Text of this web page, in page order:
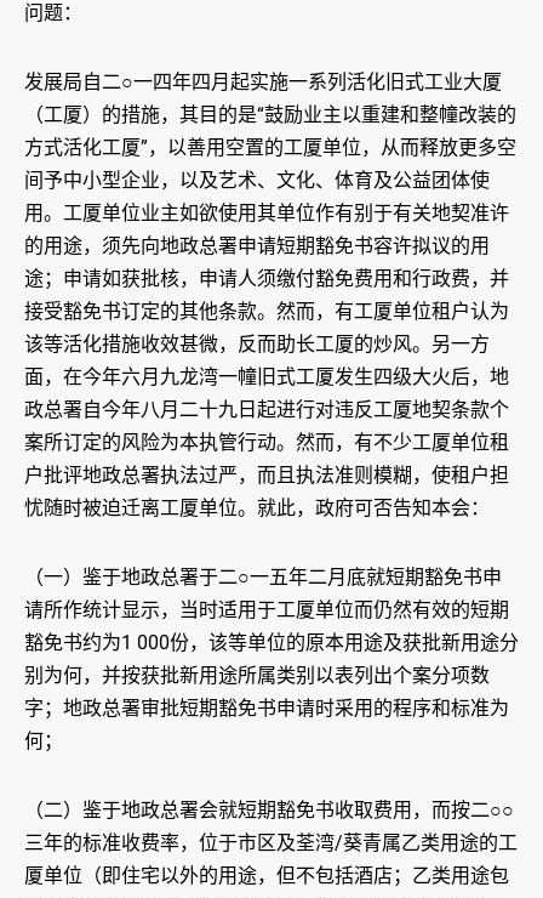
问题：
发展局自二○一四年四月起实施一系列活化旧式工业大厦
（工厦）的措施，其目的是“鼓励业主以重建和整幢改装的
方式活化工厦”，以善用空置的工厦单位，从而释放更多空
间予中小型企业，以及艺术、文化、体育及公益团体使
用。工厦单位业主如欲使用其单位作有别于有关地契准许
的用途，须先向地政总署申请短期豁免书容许拟议的用
途；申请如获批核，申请人须缴付豁免费用和行政费，并
接受豁免书订定的其他条款。然而，有工厦单位租户认为
该等活化措施收效甚微，反而助长工厦的炒风。另一方
面，在今年六月九龙湾一幢旧式工厦发生四级大火后，地
政总署自今年八月二十九日起进行对违反工厦地契条款个
案所订定的风险为本执管行动。然而，有不少工厦单位租
户批评地政总署执法过严，而且执法准则模糊，使租户担
忧随时被迫迁离工厦单位。就此，政府可否告知本会：
（一）鉴于地政总署于二○一五年二月底就短期豁免书申
请所作统计显示，当时适用于工厦单位而仍然有效的短期
豁免书约为1 000份，该等单位的原本用途及获批新用途分
别为何，并按获批新用途所属类别以表列出个案分项数
字；地政总署审批短期豁免书申请时采用的程序和标准为
何；
（二）鉴于地政总署会就短期豁免书收取费用，而按二○○
三年的标准收费率，位于市区及荃湾/葵青属乙类用途的工
厦单位（即住宅以外的用途，但不包括酒店；乙类用途包